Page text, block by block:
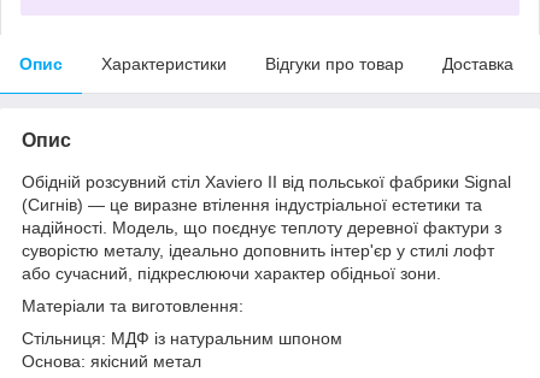
Опис Характеристики Відгуки про товар Доставка
Опис
Обідній розсувний стіл Xaviero II від польської фабрики Signal
(Сигнів) — це виразне втілення індустріальної естетики та
надійності. Модель, що поєднує теплоту деревної фактури з
суворістю металу, ідеально доповнить інтер'єр у стилі лофт
або сучасний, підкреслюючи характер обідньої зони.
Матеріали та виготовлення:
Стільниця: МДФ із натуральним шпоном
Основа: якісний метал